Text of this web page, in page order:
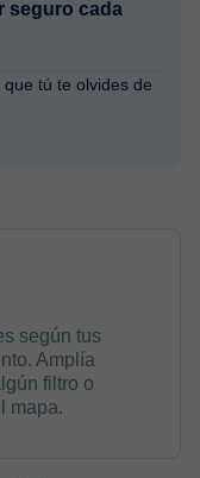
seguro cada
tú te olvides de
según tus
Amplía
filtro o
mapa.